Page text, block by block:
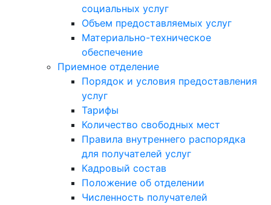
социальных услуг
Объем предоставляемых услуг
Материально-техническое
обеспечение
Приемное отделение
Порядок и условия предоставления
услуг
Тарифы
Количество свободных мест
Правила внутреннего распорядка
для получателей услуг
Кадровый состав
Положение об отделении
Численность получателей